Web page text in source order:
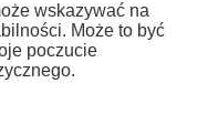
wskazywać na
Może to być
poczucie